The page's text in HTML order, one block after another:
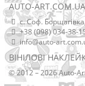
AUTO-ART.COM.UA
с. Соф.
+38 (098) 034-38-
info@auto-
ВІНІЛОВІ
© 2012 – 2026 Auto-